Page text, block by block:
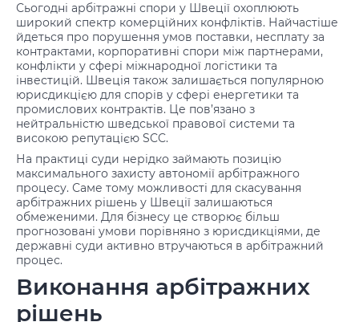
Сьогодні арбітражні спори у Швеції охоплюють
широкий спектр комерційних конфліктів. Найчастіше
йдеться про порушення умов поставки, несплату за
контрактами, корпоративні спори між партнерами,
конфлікти у сфері міжнародної логістики та
інвестицій. Швеція також залишається популярною
юрисдикцією для спорів у сфері енергетики та
промислових контрактів. Це пов’язано з
нейтральністю шведської правової системи та
високою репутацією SCC.
На практиці суди нерідко займають позицію
максимального захисту автономії арбітражного
процесу. Саме тому можливості для скасування
арбітражних рішень у Швеції залишаються
обмеженими. Для бізнесу це створює більш
прогнозовані умови порівняно з юрисдикціями, де
державні суди активно втручаються в арбітражний
процес.
Виконання арбітражних
рішень